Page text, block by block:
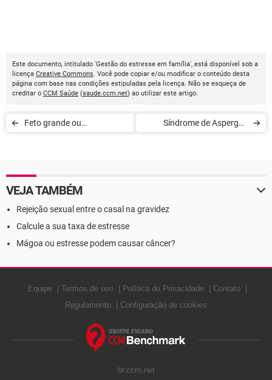
Este documento, intitulado 'Gestão do estresse em família', está disponível sob a
licença Creative Commons. Você pode copiar e/ou modificar o conteúdo desta
página com base nas condições estipuladas pela licença. Não se esqueça de
creditar o CCM Saúde (saude.ccm.net) ao utilizar este artigo.
Feto grande ou
Síndrome de Asperger:
VEJA TAMBÉM
Rejeição sexual entre o casal na gravidez
Calcule a sua taxa de estresse
Mágoa ou estresse podem causar câncer?
Equipe Termos de uso Política de Privacidade
Contato
Regulamento
Configuração de cookies
br.ccm.net